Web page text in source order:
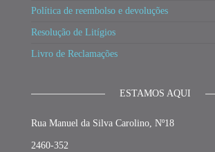
Política de reembolso e devoluções
Resolução de Litígios
Livro de Reclamações
ESTAMOS AQUI
Rua Manuel da Silva Carolino, Nº18
2460-352